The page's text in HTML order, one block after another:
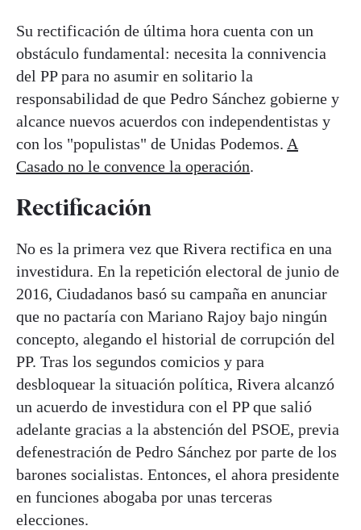
Su rectificación de última hora cuenta con un
obstáculo fundamental: necesita la connivencia
del PP para no asumir en solitario la
responsabilidad de que Pedro Sánchez gobierne y
alcance nuevos acuerdos con independentistas y
con los "populistas" de Unidas Podemos. A
Casado no le convence la operación.
Rectificación
No es la primera vez que Rivera rectifica en una
investidura. En la repetición electoral de junio de
2016, Ciudadanos basó su campaña en anunciar
que no pactaría con Mariano Rajoy bajo ningún
concepto, alegando el historial de corrupción del
PP. Tras los segundos comicios y para
desbloquear la situación política, Rivera alcanzó
un acuerdo de investidura con el PP que salió
adelante gracias a la abstención del PSOE, previa
defenestración de Pedro Sánchez por parte de los
barones socialistas. Entonces, el ahora presidente
en funciones abogaba por unas terceras
elecciones.